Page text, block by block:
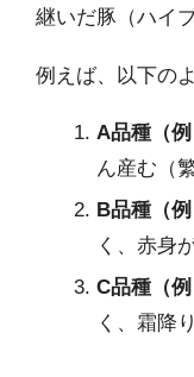
継いだ豚（ハイ
例えば、以下の
A品種（
ん産む（
B品種（
く、赤身
C品種（
く、霜降